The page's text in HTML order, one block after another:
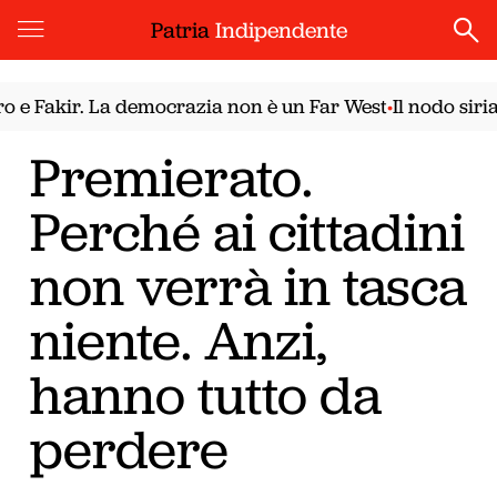
PatriaIndipendente
La democrazia non è un Far West•Il nodo siriano. Il
Premierato.
Perché ai cittadini
non verrà in tasca
niente. Anzi,
hanno tutto da
perdere